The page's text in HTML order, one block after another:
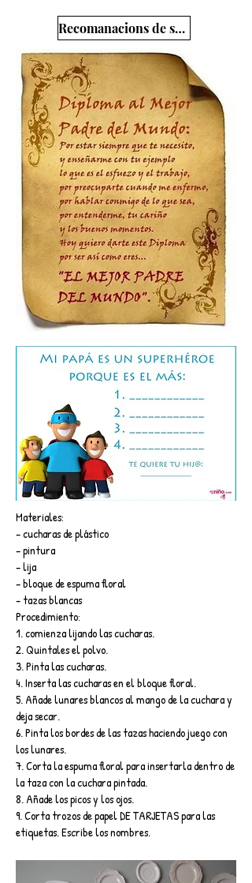
Recomanacions de sopars
Materiales:
– cucharas de plástico
– pintura
– lija
– bloque de espuma floral
– tazas blancas
Procedimiento:
1. comienza lijando las cucharas.
2. Quintales el polvo.
3. Pinta las cucharas.
4. Inserta las cucharas en el bloque floral.
5. Añade lunares blancos al mango de la cuchara y
deja secar.
6. Pinta los bordes de las tazas haciendo juego con
los lunares.
7. Corta la espuma floral para insertarla dentro de
la taza con la cuchara pintada.
8. Añade los picos y los ojos.
9. Corta trozos de papel DE TARJETAS para las
etiquetas. Escribe los nombres.